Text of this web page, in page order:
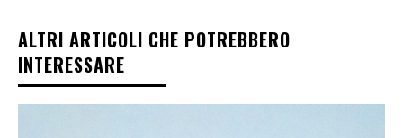
ALTRI ARTICOLI CHE POTREBBERO
INTERESSARE